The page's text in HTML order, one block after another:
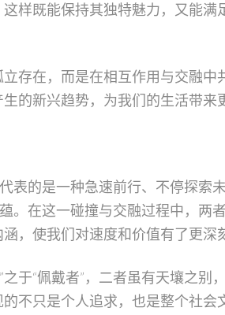
样既能保持其独特魅力，又能满
存在，而是在相互作用与交融中
的新兴趋势，为我们的生活带来
表的是一种急速前行、不停探索
。在这一碰撞与交融过程中，两
，使我们对速度和价值有了更深
之于“佩戴者”，二者虽有天壤之别
不只是个人追求，也是整个社会